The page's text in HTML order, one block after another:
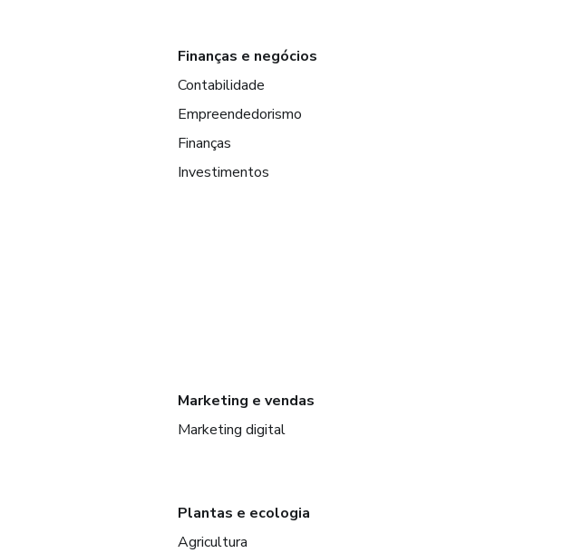
Finanças e negócios
Contabilidade
Empreendedorismo
Finanças
Investimentos
Marketing e vendas
Marketing digital
Plantas e ecologia
Agricultura